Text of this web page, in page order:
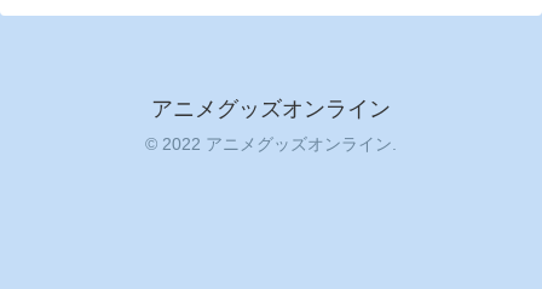
アニメグッズオンライン
© 2022 アニメグッズオンライン.